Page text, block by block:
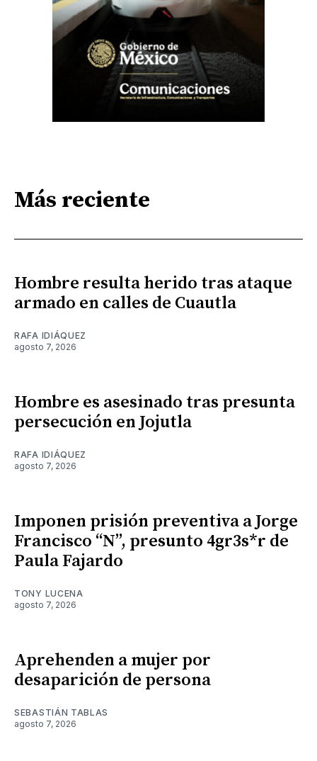
Más reciente
Hombre resulta herido tras ataque
armado en calles de Cuautla
RAFA IDIÁQUEZ
agosto 7, 2026
Hombre es asesinado tras presunta
persecución en Jojutla
RAFA IDIÁQUEZ
agosto 7, 2026
Imponen prisión preventiva a Jorge
Francisco “N”, presunto 4gr3s*r de
Paula Fajardo
TONY LUCENA
agosto 7, 2026
Aprehenden a mujer por
desaparición de persona
SEBASTIÁN TABLAS
agosto 7, 2026